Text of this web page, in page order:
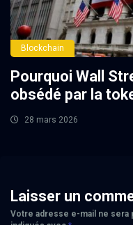
Blockchain
Pourquoi Wall
obsédé par la
28 mars 2026
Laisser un
Votre adresse e-mail ne sera